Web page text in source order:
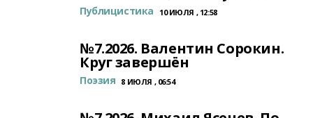
Публицистика 10 ИЮЛЯ , 12:58
№7.2026. Валентин Сорокин.
Круг завершён
Поэзия 8 ИЮЛЯ , 06:54